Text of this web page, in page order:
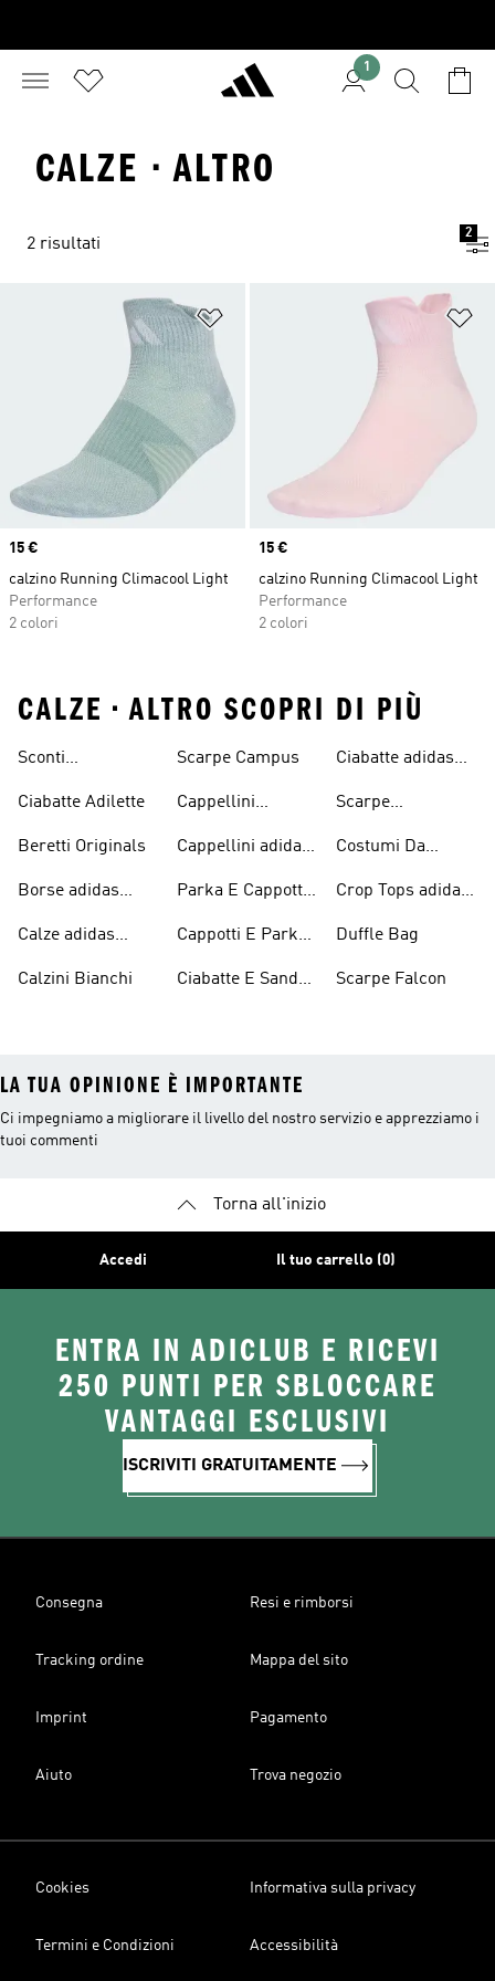
1
CALZE · ALTRO
2 risultati
2
Aggiungi alla lista dei desideri
Price
15 €
calzino Running Climacool Light
Performance
2 colori
Price
15 €
calzino Running Climacool Light
Performance
2 colori
CALZE • ALTRO SCOPRI DI PIÙ
Sconti
adidas Originals
Ciabatte Adilette
Beretti Originals
Borse adidas
Calze adidas
Calzini Bianchi
Scarpe Campus
Cappellini
Cappellini adidas
Parka E Cappotti
Cappotti E Parkas
Ciabatte E Sandali
Ciabatte adidas
Scarpe
Costumi Da
Crop Tops adidas
Duffle Bag
Scarpe Falcon
LA TUA OPINIONE È IMPORTANTE
Ci impegniamo a migliorare il livello del nostro servizio e apprezziamo i
tuoi commenti
Torna all'inizio
Accedi Il tuo carrello (0)
ENTRA IN ADICLUB E RICEVI
250 PUNTI PER SBLOCCARE
VANTAGGI ESCLUSIVI
ISCRIVITI GRATUITAMENTE
Consegna Resi e rimborsi
Tracking ordine Mappa del sito
Imprint Pagamento
Aiuto Trova negozio
Cookies Informativa sulla privacy
Termini e Condizioni Accessibilità